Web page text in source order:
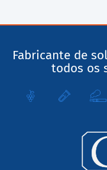
Fabricante de
todos os